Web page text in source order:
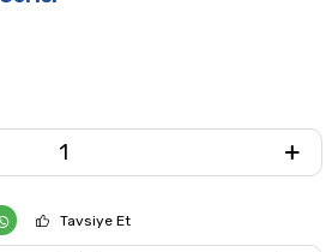
Tavsiye Et